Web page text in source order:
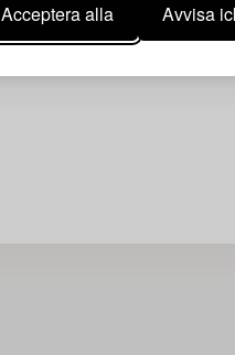
Acceptera alla Avvisa